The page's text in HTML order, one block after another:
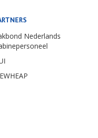
Nederlands